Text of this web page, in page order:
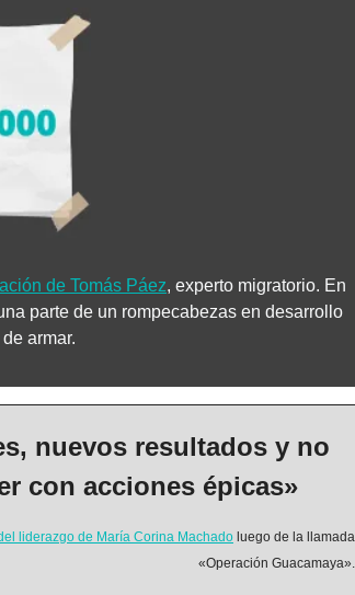
de Tomás Páez, experto migratorio. En
parte de un rompecabezas en desarrollo
armar.
nuevos resultados y no
con acciones épicas»
liderazgo de María Corina Machado luego de la llamada
«Operación Guacamaya».